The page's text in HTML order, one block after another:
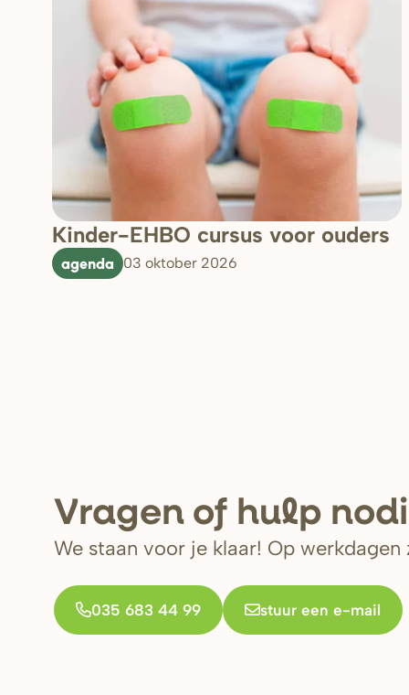
Kinder-EHBO cursus voor ouders
agenda 03 oktober 2026
Vragen of hulp
We staan voor je klaar! Op
035 683 44 99 stuur een e-mail